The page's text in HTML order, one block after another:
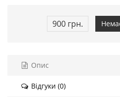
900 грн.
Опис
Відгуки (0)